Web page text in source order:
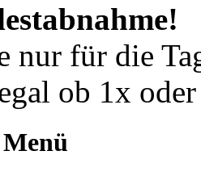
nur für die
ob 1x